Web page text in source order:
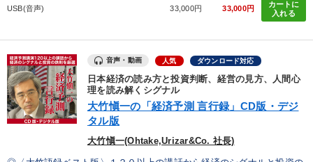
USB(音声) 33,000円 33,000円
カートに
入れる
音声・動画 人気 ダウンロード対応
日本経済の読み方と投資判断、経営の見方、人間心
理を読み解くシグナル
大竹愼一の「経済予測 言行録」CD版・デジ
タル版
大竹愼一(Ohtake,Urizar&Co. 社長)